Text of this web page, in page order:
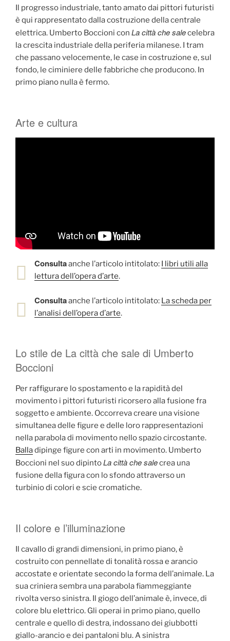
Il progresso industriale, tanto amato dai pittori futuristi
è qui rappresentato dalla costruzione della centrale
elettrica. Umberto Boccioni con La città che salecelebra
la crescita industriale della periferia milanese. I tram
che passano velocemente, le case in costruzione e, sul
fondo, le ciminiere delle fabbriche che producono. In
primo piano nulla è fermo.
Arte e cultura
Consultaanche l’articolo intitolato: I libri utili alla
lettura dell’opera d’arte.
Consultaanche l’articolo intitolato: La scheda per
l’analisi dell’opera d’arte.
Lo stile de La città che sale di Umberto
Boccioni
Per raffigurare lo spostamento e la rapidità del
movimento i pittori futuristi ricorsero alla fusione fra
soggetto e ambiente. Occorreva creare una visione
simultanea delle figure e delle loro rappresentazioni
nella parabola di movimento nello spazio circostante.
Balladipinge figure con arti in movimento. Umberto
Boccioni nel suo dipintoLa città che salecrea una
fusione della figura con lo sfondo attraverso un
turbinio di colori e scie cromatiche.
Il colore e l’illuminazione
Il cavallo di grandi dimensioni, in primo piano, è
costruito con pennellate di tonalità rossa e arancio
accostate e orientate secondo la forma dell’animale. La
sua criniera sembra una parabola fiammeggiante
rivolta verso sinistra. Il giogo dell’animale è, invece, di
colore blu elettrico. Gli operai in primo piano, quello
centrale e quello di destra, indossano dei giubbotti
giallo-arancio e dei pantaloni blu. A sinistra